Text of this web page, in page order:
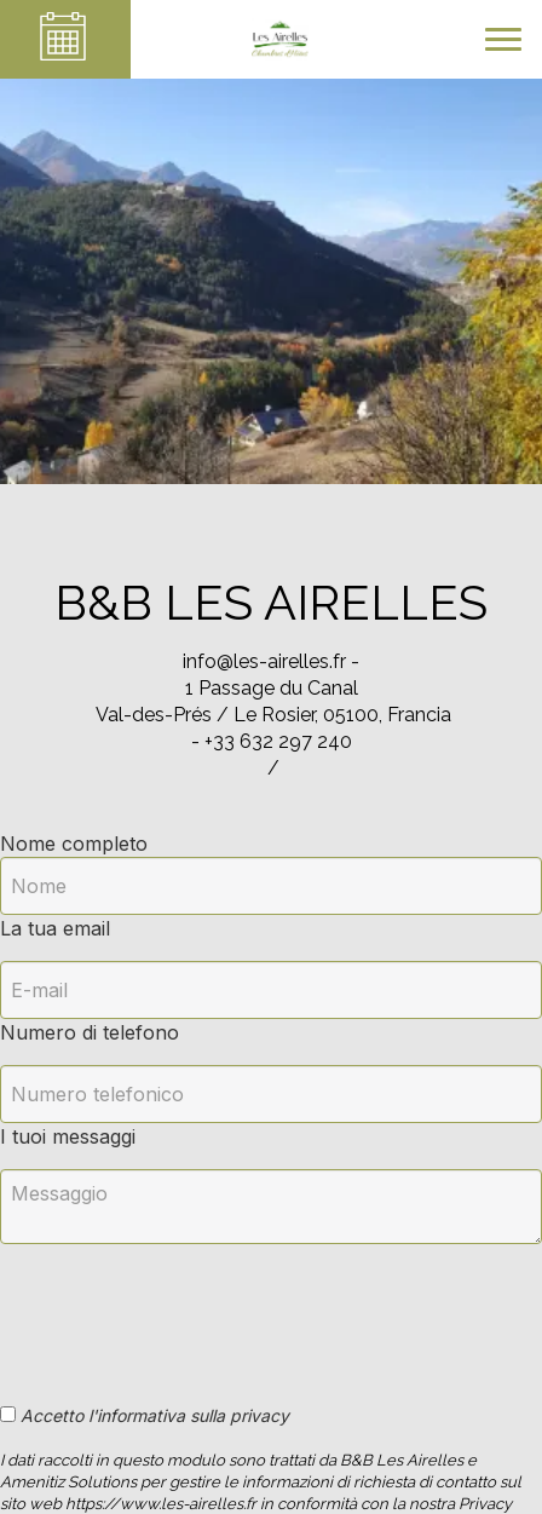
B&B LES AIRELLES
info@les-airelles.fr -
1 Passage du Canal
Val-des-Prés / Le Rosier, 05100, Francia
- +33 632 297 240
/
Nome completo
La tua email
Numero di telefono
I tuoi messaggi
Accetto l'informativa sulla privacy
I dati raccolti in questo modulo sono trattati da B&B Les Airelles e
Amenitiz Solutions per gestire le informazioni di richiesta di contatto sul
sito web https://www.les-airelles.fr in conformità con la nostra Privacy